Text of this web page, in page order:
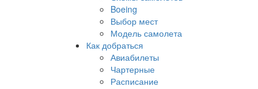
Boeing
Выбор мест
Модель самолета
Как добраться
Авиабилеты
Чартерные
Расписание